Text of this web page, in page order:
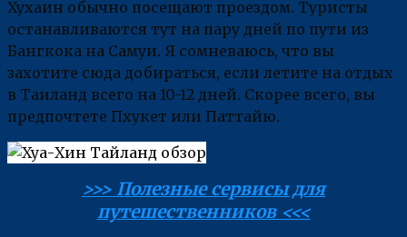
Хухаин обычно посещают проездом. Туристы
останавливаются тут на пару дней по пути из
Бангкока на Самуи. Я сомневаюсь, что вы
захотите сюда добираться, если летите на отдых
в Таиланд всего на 10-12 дней. Скорее всего, вы
предпочтете Пхукет или Паттайю.
>>> Полезные сервисы для
путешественников <<<